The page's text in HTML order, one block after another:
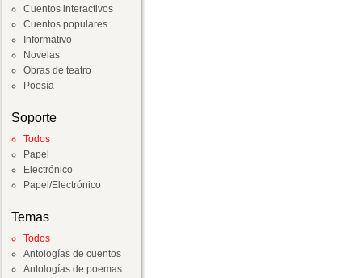
Cuentos interactivos
Cuentos populares
Informativo
Novelas
Obras de teatro
Poesía
Soporte
Todos
Papel
Electrónico
Papel/Electrónico
Temas
Todos
Antologías de cuentos
Antologías de poemas